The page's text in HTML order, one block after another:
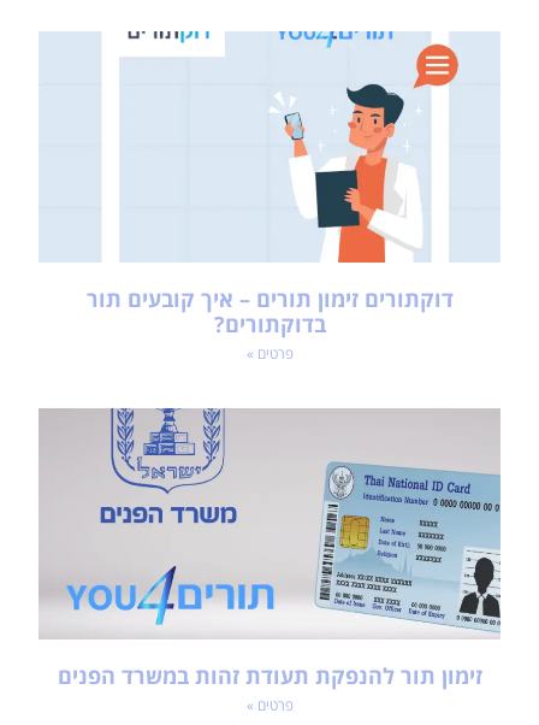
דוקתורים זימון תורים – איך קובעים תור
בדוקתורים?
פרטים »
זימון תור להנפקת תעודת זהות במשרד הפנים
פרטים »